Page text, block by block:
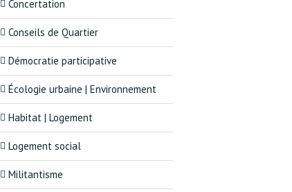
Concertation
Conseils de Quartier
Démocratie participative
Écologie urbaine | Environnement
Habitat | Logement
Logement social
Militantisme